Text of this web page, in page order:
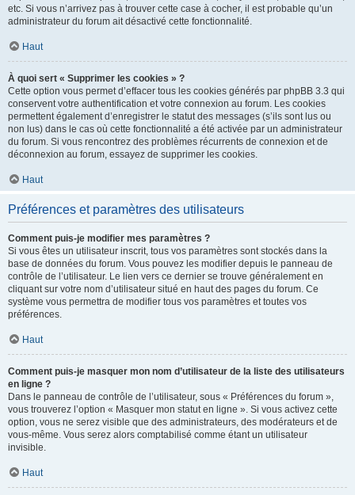
etc. Si vous n’arrivez pas à trouver cette case à cocher, il est probable qu’un
administrateur du forum ait désactivé cette fonctionnalité.
Haut
À quoi sert « Supprimer les cookies » ?
Cette option vous permet d’effacer tous les cookies générés par phpBB 3.3 qui
conservent votre authentification et votre connexion au forum. Les cookies
permettent également d’enregistrer le statut des messages (s’ils sont lus ou
non lus) dans le cas où cette fonctionnalité a été activée par un administrateur
du forum. Si vous rencontrez des problèmes récurrents de connexion et de
déconnexion au forum, essayez de supprimer les cookies.
Haut
Préférences et paramètres des utilisateurs
Comment puis-je modifier mes paramètres ?
Si vous êtes un utilisateur inscrit, tous vos paramètres sont stockés dans la
base de données du forum. Vous pouvez les modifier depuis le panneau de
contrôle de l’utilisateur. Le lien vers ce dernier se trouve généralement en
cliquant sur votre nom d’utilisateur situé en haut des pages du forum. Ce
système vous permettra de modifier tous vos paramètres et toutes vos
préférences.
Haut
Comment puis-je masquer mon nom d’utilisateur de la liste des utilisateurs
en ligne ?
Dans le panneau de contrôle de l’utilisateur, sous « Préférences du forum »,
vous trouverez l’option « Masquer mon statut en ligne ». Si vous activez cette
option, vous ne serez visible que des administrateurs, des modérateurs et de
vous-même. Vous serez alors comptabilisé comme étant un utilisateur
invisible.
Haut